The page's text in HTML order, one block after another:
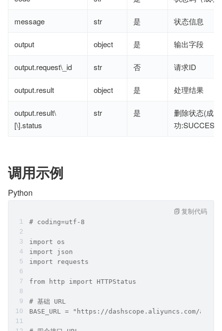
message str 是 状态信息
output object 是 输出字段
output.request\_id str 否 请求ID
output.result object 是 处理结果
output.result\
[\].status
str 是
删除状态(成
功:SUCCESS)
调用示例
Python
# coding=utf-8
import os
import json
import requests
from http import HTTPStatus
# 基础 URL
BASE_URL = "https://dashscope.aliyuncs.com/api/
复制代码